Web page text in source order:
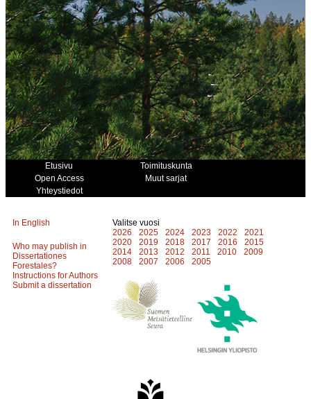
Etusivu
Toimituskunta
Open Access
Muut sarjat
Yhteystiedot
In English
Who may publish in
Dissertationes
Forestales?
Instructions for Authors
Submit a dissertation
Valitse vuosi
2026
2025 2024 2023 2022
2021
2020
2019 2018 2017 2016
2015
2014
2013 2012 2011 2010
2009
2008
2007 2006 2005